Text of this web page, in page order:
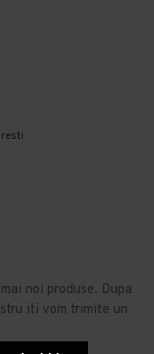
noi produse. Dupa
iti vom trimite un